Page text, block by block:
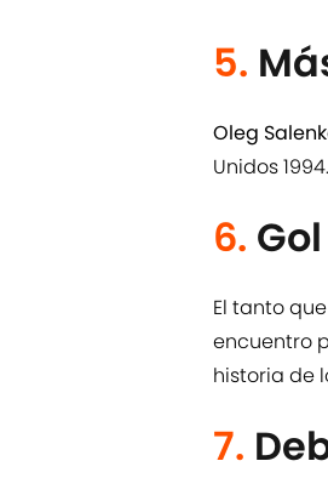
5.
Oleg
Unidos 1994.
6.
El tanto
encuentro
historia de
7.